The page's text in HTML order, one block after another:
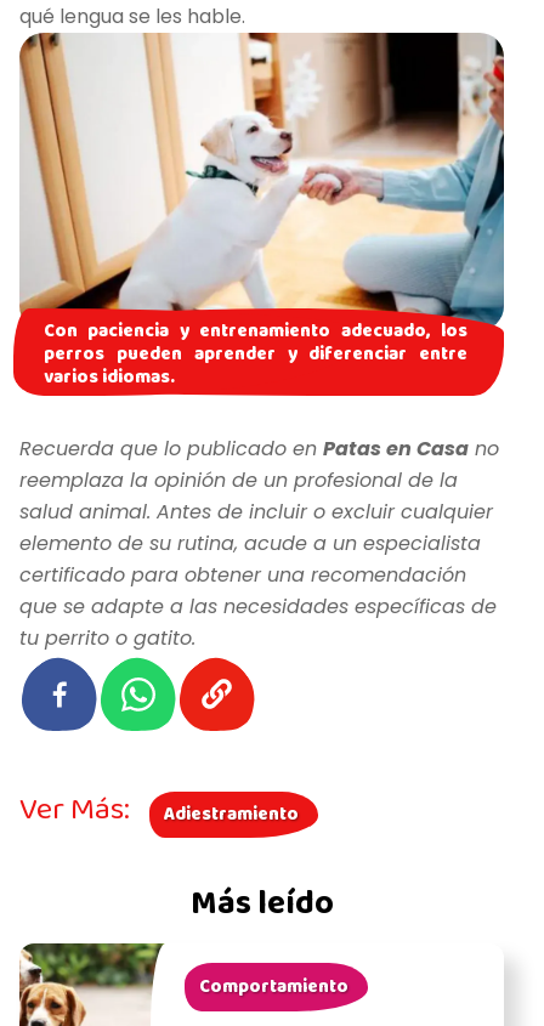
qué lengua se les hable.
Con paciencia y entrenamiento adecuado, los
perros pueden aprender y diferenciar entre
varios idiomas.
Recuerda que lo publicado en Patas en Casa no
reemplaza la opinión de un profesional de la
salud animal. Antes de incluir o excluir cualquier
elemento de su rutina, acude a un especialista
certificado para obtener una recomendación
que se adapte a las necesidades específicas de
tu perrito o gatito.
Más leído
Comportamiento
Ver Más: Adiestramiento